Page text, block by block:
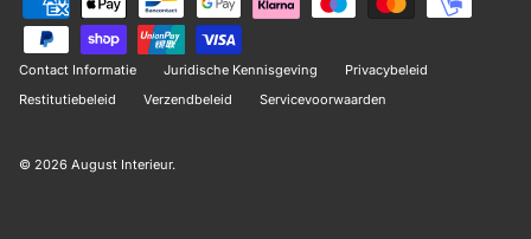
Contact Informatie Juridische Kennisgeving
Privacybeleid
Restitutiebeleid
Verzendbeleid Servicevoorwaarden
© 2026 August Interieur.